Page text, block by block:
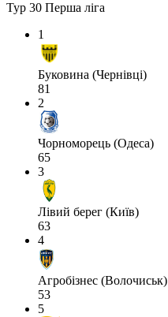
Тур 30 Перша ліга
1
Буковина (Чернівці)
81
2
Чорноморець (Одеса)
65
3
Лівий берег (Київ)
63
4
Агробізнес (Волочиськ)
53
5